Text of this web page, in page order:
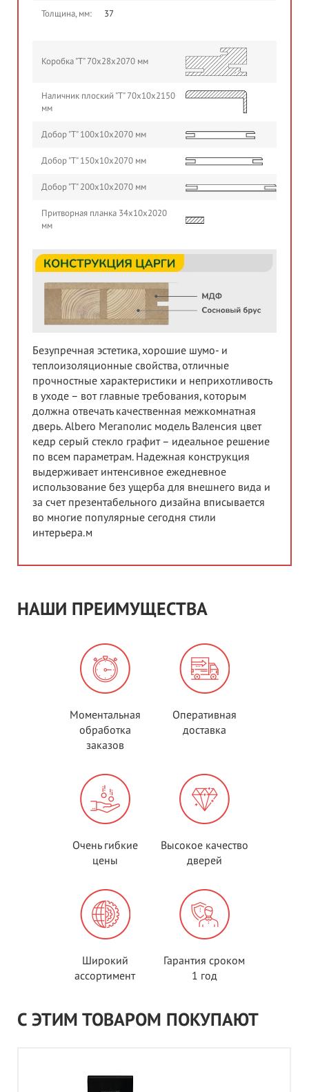
Толщина, мм: 37
Коробка "Т" 70х28х2070 мм
Наличник плоский "Т" 70х10х2150
мм
Добор "Т" 100х10х2070 мм
Добор "Т" 150х10х2070 мм
Добор "Т" 200х10х2070 мм
Притворная планка 34х10х2020
мм
Безупречная эстетика, хорошие шумо- и
теплоизоляционные свойства, отличные
прочностные характеристики и неприхотливость
в уходе – вот главные требования, которым
должна отвечать качественная межкомнатная
дверь. Albero Мегаполис модель Валенсия цвет
кедр серый стекло графит – идеальное решение
по всем параметрам. Надежная конструкция
выдерживает интенсивное ежедневное
использование без ущерба для внешнего вида и
за счет презентабельного дизайна вписывается
во многие популярные сегодня стили
интерьера.м
НАШИ ПРЕИМУЩЕСТВА
Моментальная
обработка
заказов
Оперативная
доставка
Очень гибкие
цены
Высокое качество
дверей
Широкий
ассортимент
Гарантия сроком
1 год
С ЭТИМ ТОВАРОМ ПОКУПАЮТ